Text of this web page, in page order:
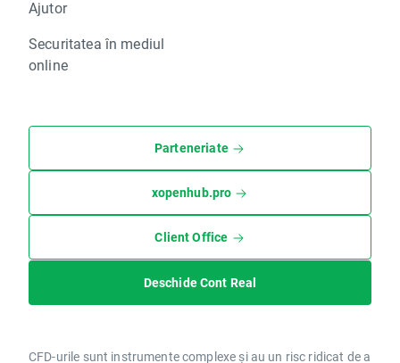
Ajutor
Securitatea în mediul
online
Parteneriate
xopenhub.pro
Client Office
Deschide Cont Real
CFD-urile sunt instrumente complexe și au un risc ridicat de a